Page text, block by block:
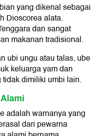
yang dikenal sebagai
Dioscorea alata.
dan sangat
makanan tradisional.
ubi ungu atau talas, ube
keluarga yam dan
dimiliki umbi lain.
adalah warnanya yang
dari pewarna